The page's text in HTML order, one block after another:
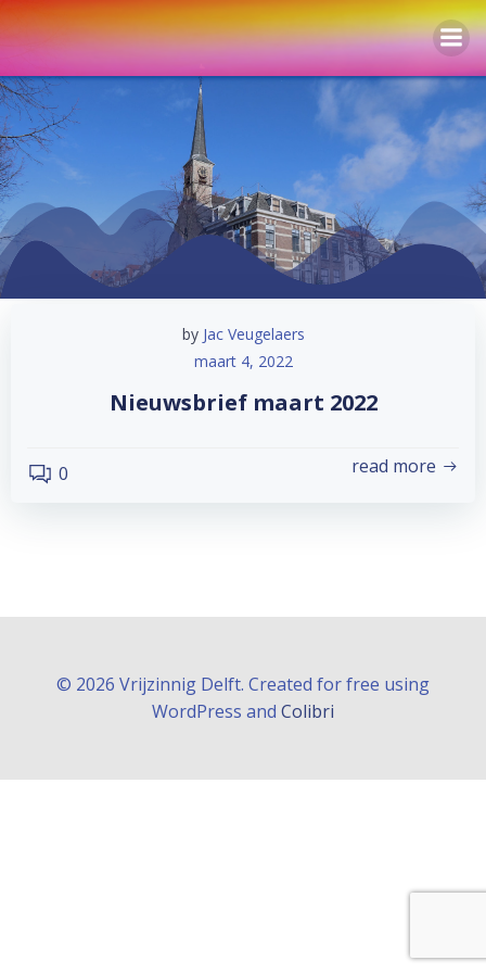
Naar
de
inhoud
by Jac Veugelaers
maart 4, 2022
Nieuwsbrief maart 2022
0 read more
© 2026 Vrijzinnig Delft. Created for free using
WordPress and Colibri